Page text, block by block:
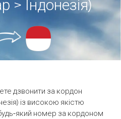
> Індонезія)
дзвонити за кордон
із високою якістю
який номер за кордоном